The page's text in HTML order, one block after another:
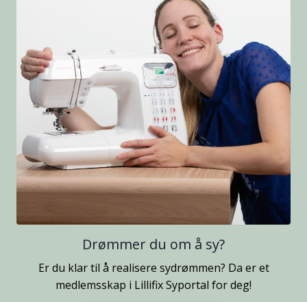
Drømmer du om å sy?
Er du klar til å realisere sydrømmen? Da er et
medlemsskap i Lillifix Syportal for deg!